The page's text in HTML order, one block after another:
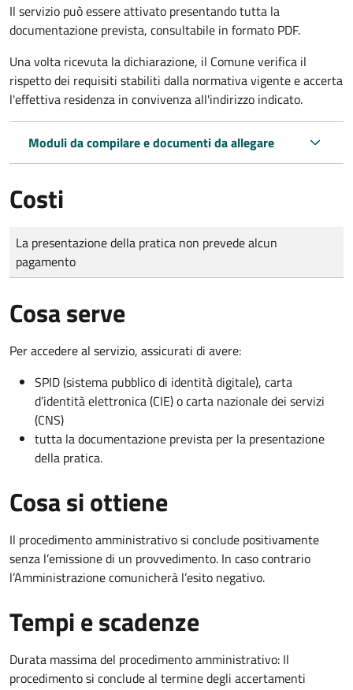
Il servizio può essere attivato presentando tutta la
documentazione prevista, consultabile in formato PDF.
Una volta ricevuta la dichiarazione, il Comune verifica il
rispetto dei requisiti stabiliti dalla normativa vigente e accerta
l'effettiva residenza in convivenza all'indirizzo indicato.
Moduli da compilare e documenti da allegare
Costi
Tipo di pagamento
Importo
La presentazione della pratica non prevede alcun
pagamento
Cosa serve
Per accedere al servizio, assicurati di avere:
SPID (sistema pubblico di identità digitale), carta
d’identità elettronica (CIE) o carta nazionale dei servizi
(CNS)
tutta la documentazione prevista per la presentazione
della pratica.
Cosa si ottiene
Il procedimento amministrativo si conclude positivamente
senza l’emissione di un provvedimento. In caso contrario
l’Amministrazione comunicherà l’esito negativo.
Tempi e scadenze
Durata massima del procedimento amministrativo: Il
procedimento si conclude al termine degli accertamenti